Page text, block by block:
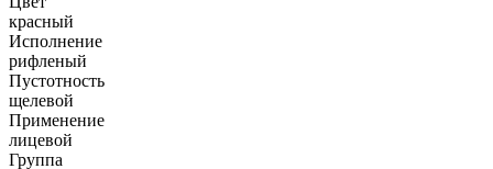
красный
Исполнение
рифленый
Пустотность
щелевой
Применение
лицевой
Группа